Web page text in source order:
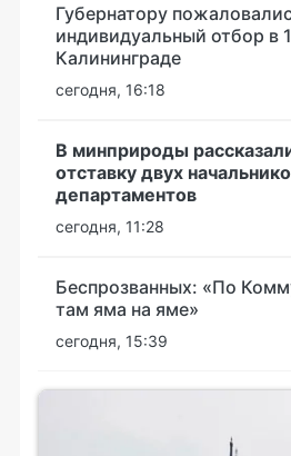
Губернатору
индивидуальный отбор в
Калининграде
сегодня, 16:18
В минприроды
отставку двух
департаментов
сегодня, 11:28
Беспрозванных: «По
там яма на яме»
сегодня, 15:39